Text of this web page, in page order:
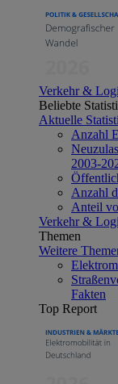
Verkehr &
Beliebte
Aktuelle
Anzahl
2003-
Anzahl
Anteil
Verkehr &
Themen
Weitere
Fakten
Top Report